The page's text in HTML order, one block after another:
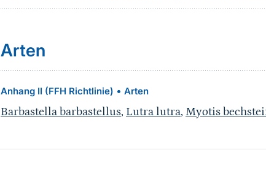
Arten
Anhang II (FFH Richtlinie) • Arten
Barbastella barbastellus, Lutra lutra, Myotis